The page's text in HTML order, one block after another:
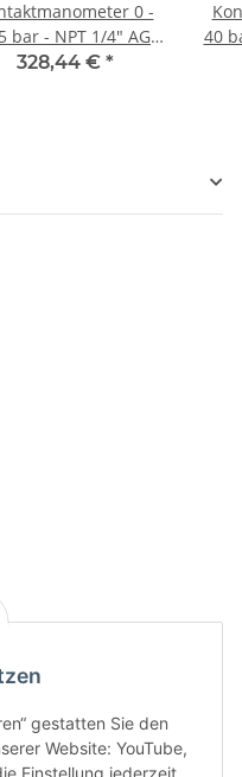
0 -
bar - NPT 1/4" AG
unten - Ø 50 mm -
328,44 € *
40
gestatten Sie den
Website: YouTube,